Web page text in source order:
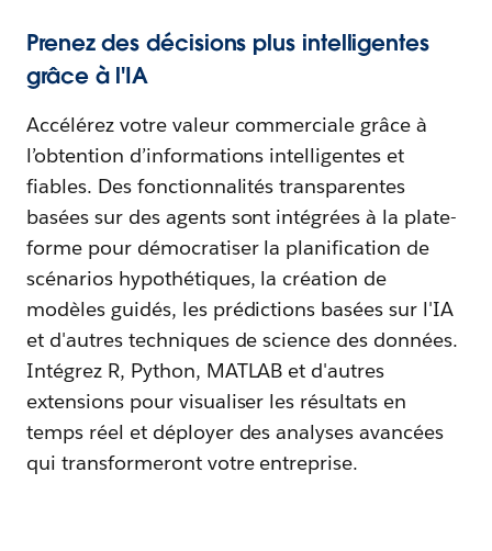
Prenez des décisions plus intelligentes
grâce à l'IA
Accélérez votre valeur commerciale grâce à
l’obtention d’informations intelligentes et
fiables. Des fonctionnalités transparentes
basées sur des agents sont intégrées à la plate-
forme pour démocratiser la planification de
scénarios hypothétiques, la création de
modèles guidés, les prédictions basées sur l'IA
et d'autres techniques de science des données.
Intégrez R, Python, MATLAB et d'autres
extensions pour visualiser les résultats en
temps réel et déployer des analyses avancées
qui transformeront votre entreprise.